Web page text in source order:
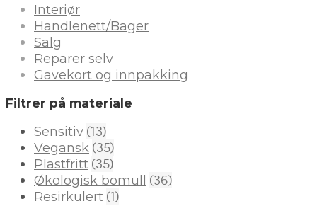
Interiør
Handlenett/Bager
Salg
Reparer selv
Gavekort og innpakking
Filtrer på materiale
Sensitiv (13)
Vegansk (35)
Plastfritt (35)
Økologisk bomull (36)
Resirkulert (1)